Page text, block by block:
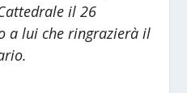
il 26
a lui che ringrazierà il